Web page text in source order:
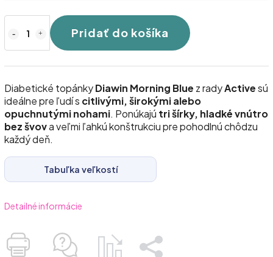
Pridať do košíka
Diabetické topánkyDiawin Morning Blue z radyActivesú
ideálne pre ľudí s citlivými, širokými alebo
opuchnutými nohami. Ponúkajú tri šírky, hladké vnútro
bez švova veľmi ľahkú konštrukciu pre pohodlnú chôdzu
každý deň.
Tabuľka veľkostí
Detailné informácie